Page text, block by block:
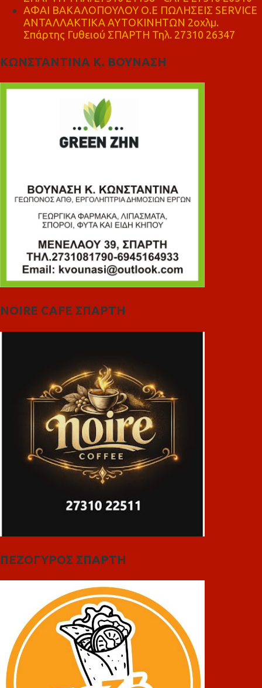
ΑΦΑΙ ΒΑΚΑΛΟΠΟΥΛΟΥ Ο.Ε ΠΩΛΗΣΕΙΣ SERVICE
ΑΝΤΑΛΛΑΚΤΙΚΑ ΑΥΤΟΚΙΝΗΤΩΝ 2οχλμ.
Σπάρτης Γυθειού ΣΠΑΡΤΗ Τηλ. 27310 26347
ΚΩΝΣΤΑΝΤΙΝΑ Κ. ΒΟΥΝΑΣΗ
NOIRE CAFE ΣΠΑΡΤΗ
ΠΕΖΟΓΥΡΟΣ ΣΠΑΡΤΗ